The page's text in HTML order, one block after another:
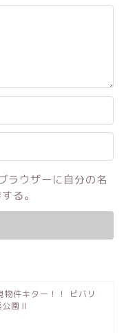
ラウザーに自分の名
る。
物件キター！！ ビバリ
公園Ⅱ